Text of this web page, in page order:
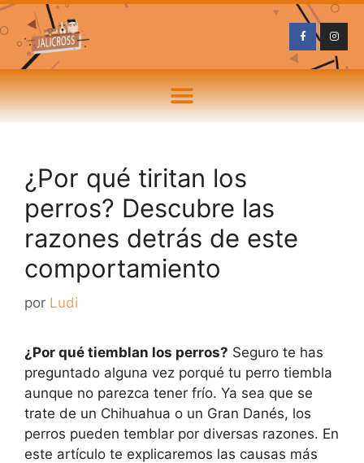
¿Por qué tiritan los
perros? Descubre las
razones detrás de este
comportamiento
por Ludi
¿Por qué tiemblan los perros? Seguro te has
preguntado alguna vez porqué tu perro tiembla
aunque no parezca tener frío. Ya sea que se
trate de un Chihuahua o un Gran Danés, los
perros pueden temblar por diversas razones. En
este artículo te explicaremos las causas más